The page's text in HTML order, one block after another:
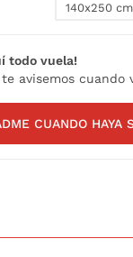
140x250 cm
todo vuela!
avisemos cuando
CUANDO HAYA